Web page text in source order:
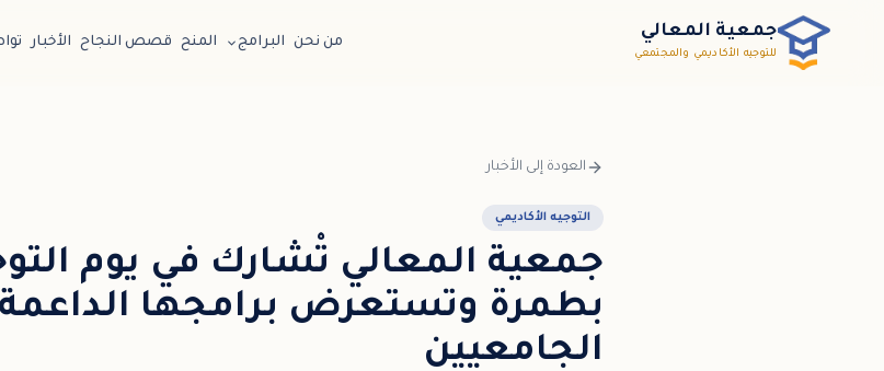
تخطي إلى المحتوى الرئيسي / דלג לתוכן הראשי
جمعية المعالي
للتوجيه الأكاديمي والمجتمعي
من نحن البرامج المنح قصص النجاح الأخبار
العودة إلى الأخبار
التوجيه الأكاديمي
جمعية المعالي تْشارك في يوم
بطمرة وتستعرض برامجها
الجامعيين